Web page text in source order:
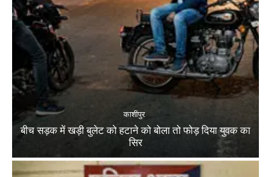
काशीपुर
बीच सड़क में खड़ी बुलेट को हटाने को बोला तो फोड़ दिया युवक का
सिर